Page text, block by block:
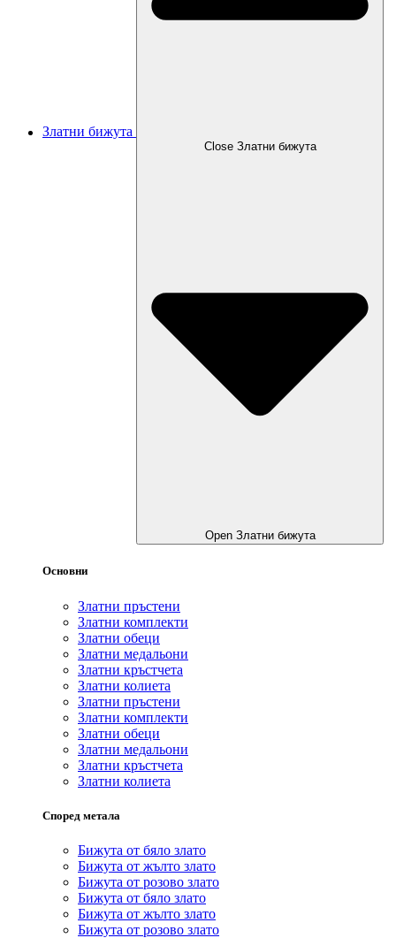
Златни бижута
Close Златни бижута
Open Златни бижута
Основни
Златни пръстени
Златни комплекти
Златни обеци
Златни медальони
Златни кръстчета
Златни колиета
Златни пръстени
Златни комплекти
Златни обеци
Златни медальони
Златни кръстчета
Златни колиета
Според метала
Бижута от бяло злато
Бижута от жълто злато
Бижута от розово злато
Бижута от бяло злато
Бижута от жълто злато
Бижута от розово злато